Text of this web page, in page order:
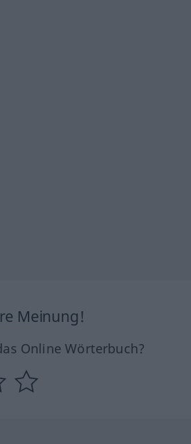
Meinung!
Online Wörterbuch?